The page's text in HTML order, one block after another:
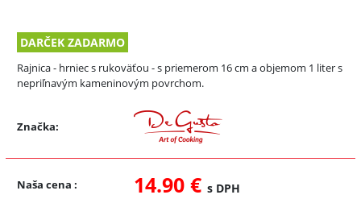
DARČEK ZADARMO
Rajnica - hrniec s rukoväťou - s priemerom 16 cm a objemom 1 liter s
nepriľnavým kameninovým povrchom.
Značka:
Naša cena : 14.90 € s DPH